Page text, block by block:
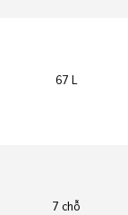
67 L
7 chỗ